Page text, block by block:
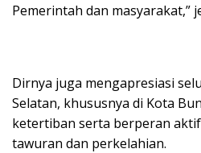
Pemerintah dan masyarakat,”
Dirnya juga mengapresiasi
Selatan, khususnya di Kota
ketertiban serta berperan
tawuran dan perkelahian.